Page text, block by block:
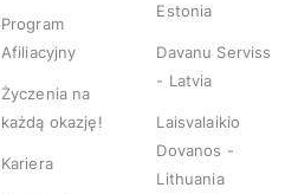
Program
Afiliacyjny
Życzenia na
każdą okazję!
Kariera
Estonia
Davanu Serviss
- Latvia
Laisvalaikio
Dovanos -
Lithuania